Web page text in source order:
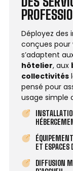
Déployez des
conçues pour
s’adaptent
hôtelier, aux
collectivités
pensé pour
usage simple
ET ESPACES
DIFFUSION